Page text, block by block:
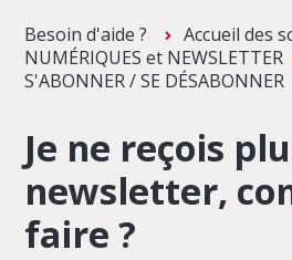
Besoin d'aide ? Accueil des
NUMÉRIQUES et NEWSLETTER
S'ABONNER / SE DÉSABONNER
Je ne reçois
newsletter,
faire ?